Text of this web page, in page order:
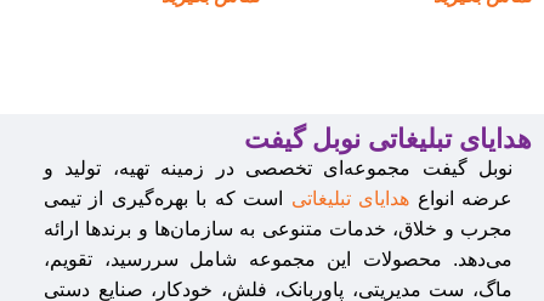
هدایای تبلیغاتی نوبل گیفت
نوبل گیفت مجموعه‌ای تخصصی در زمینه تهیه، تولید و
عرضه انواع هدایای تبلیغاتی است که با بهره‌گیری از تیمی
مجرب و خلاق، خدمات متنوعی به سازمان‌ها و برندها ارائه
می‌دهد. محصولات این مجموعه شامل سررسید، تقویم،
ماگ، ست مدیریتی، پاوربانک، فلش، خودکار، صنایع دستی